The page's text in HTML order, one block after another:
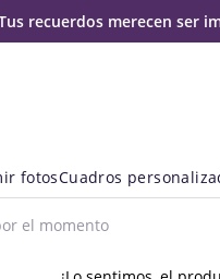
recuerdos merecen ser
fotosCuadros
el momento